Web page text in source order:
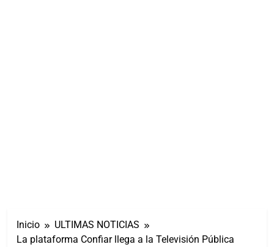
Inicio
ULTIMAS NOTICIAS
La plataforma Confiar llega a la Televisión Pública